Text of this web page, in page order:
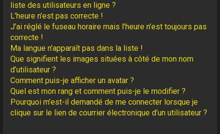
liste des utilisateurs en ligne ?
L’heure n’est pas correcte !
J’ai réglé le fuseau horaire mais l’heure n’est toujours pas
correcte !
Ma langue n’apparaît pas dans la liste !
Que signifient les images situées à côté de mon nom
d’utilisateur ?
Comment puis-je afficher un avatar ?
Quel est mon rang et comment puis-je le modifier ?
Pourquoi m’est-il demandé de me connecter lorsque je
clique sur le lien de courrier électronique d’un utilisateur ?